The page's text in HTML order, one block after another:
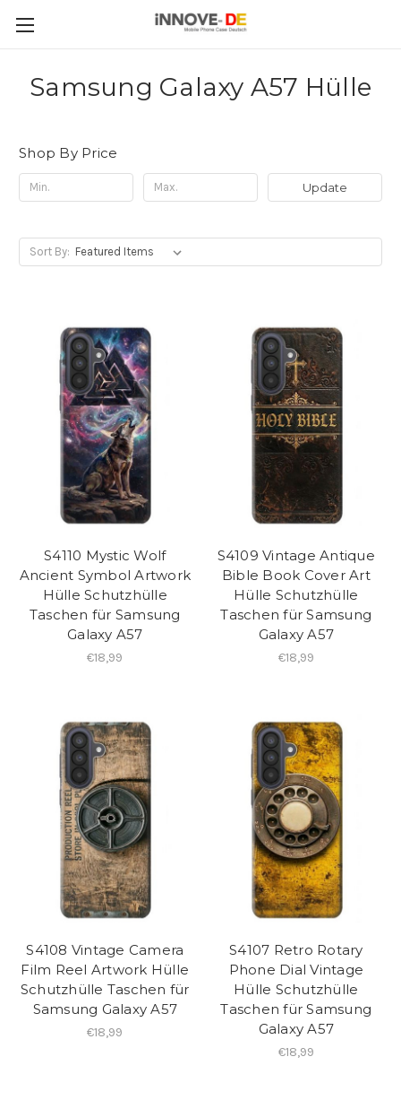
Samsung Galaxy A57 Hülle
Shop By Price
Update
Sort By:
S4110 Mystic Wolf
Ancient Symbol Artwork
Hülle Schutzhülle
Taschen für Samsung
Galaxy A57
€18,99
S4109 Vintage Antique
Bible Book Cover Art
Hülle Schutzhülle
Taschen für Samsung
Galaxy A57
€18,99
S4108 Vintage Camera
Film Reel Artwork Hülle
Schutzhülle Taschen für
Samsung Galaxy A57
€18,99
S4107 Retro Rotary
Phone Dial Vintage
Hülle Schutzhülle
Taschen für Samsung
Galaxy A57
€18,99